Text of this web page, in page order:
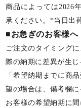
商品によっては2026
承ください。*当日出
■お急ぎのお客様へ
ご注文のタイミング
際の納期に差異が生じ
「希望納期までに商
望の場合は、備考欄に
お客様の希望納期に